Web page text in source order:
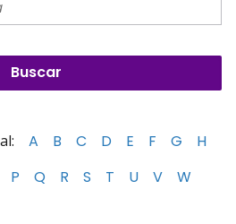
A B C D E F G
H
P Q R S T U V
W